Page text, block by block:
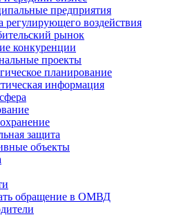
предприятия
регулирующего воздействия
рынок
конкуренции
проекты
планирование
информация
защита
объекты
обращение в ОМВД